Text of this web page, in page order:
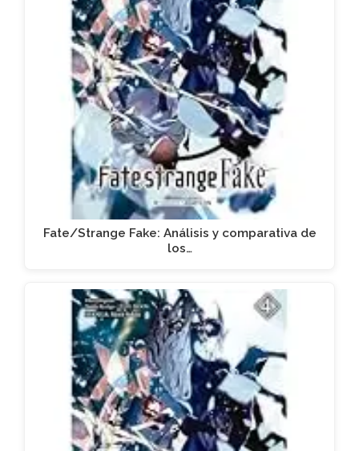
Fate/Strange Fake: Análisis y comparativa de
los…